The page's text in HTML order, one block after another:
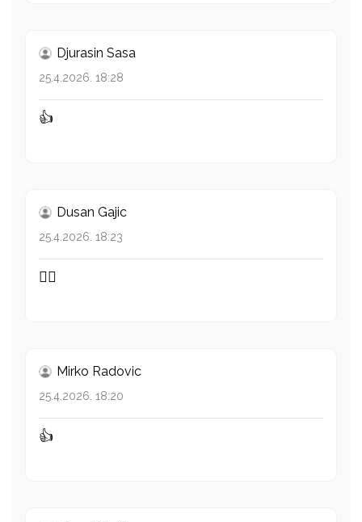
Djurasin Sasa
25.4.2026. 18:28
👍
Dusan Gajic
25.4.2026. 18:23
👍🏻
Mirko Radovic
25.4.2026. 18:20
👍